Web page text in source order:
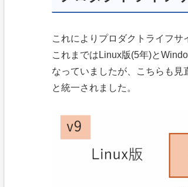
これによりプロダクトライフサ
これまではLinux版(5年)と
なっていましたが、こちらも
と統一されました。